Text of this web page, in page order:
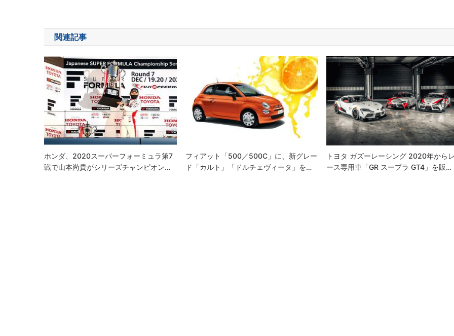
ナ
ビ
ゲ
ー
シ
ョ
ン
関連記事
ホンダ、2020スーパーフォーミュラ第7
戦で山本尚貴がシリーズチャンピオン…
フィアット「500／500C」に、新グレー
ド「カルト」「ドルチェヴィータ」を…
トヨタ ガズーレーシング 2020年から
ース専用車「GR スープラ GT4」を販…